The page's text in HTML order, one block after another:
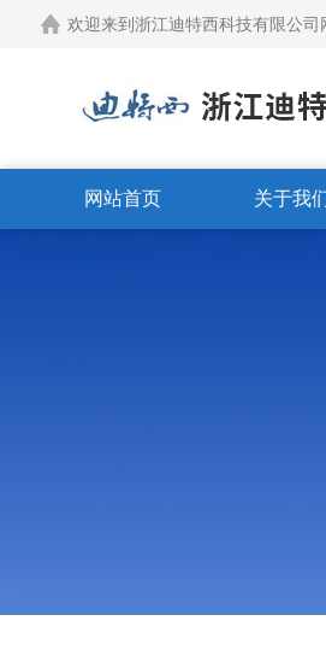
欢迎来到浙江迪特西科技有限公司
网站首页 关于我